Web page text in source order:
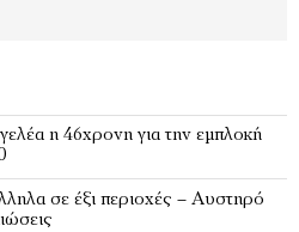
η 46χρονη για την εμπλοκή
σε έξι περιοχές – Αυστηρό